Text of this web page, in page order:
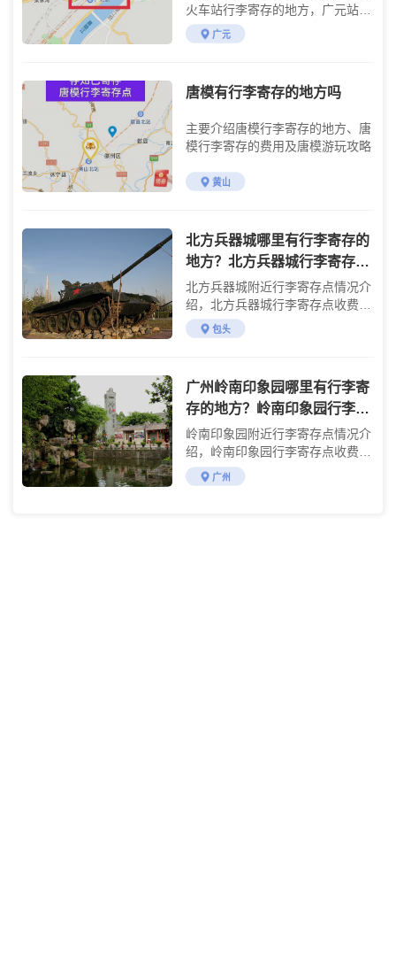
存处
火车站行李寄存的地方，广元站有
寄存柜吗？广元高铁站行李寄存
处。。
广元
唐模有行李寄存的地方吗
主要介绍唐模行李寄存的地方、唐
模行李寄存的费用及唐模游玩攻略
黄山
北方兵器城哪里有行李寄存的
地方？北方兵器城行李寄存怎
么收费？
北方兵器城附近行李寄存点情况介
绍，北方兵器城行李寄存点收费标
准介绍
包头
广州岭南印象园哪里有行李寄
存的地方？岭南印象园行李寄
存怎么收费？
岭南印象园附近行李寄存点情况介
绍，岭南印象园行李寄存点收费标
准介绍
广州